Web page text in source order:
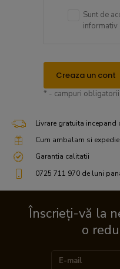
Sunt de
informativ
Creaza un cont
* - campuri obligatorii
Livrare gratuita incepand
Cum ambalam si
Garantia calitatii
0725 711 970 de luni
Înscrieți-vă la
o